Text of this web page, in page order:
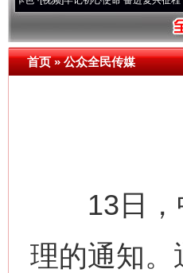
首页»公众全民传媒
13日，中
理的通知。